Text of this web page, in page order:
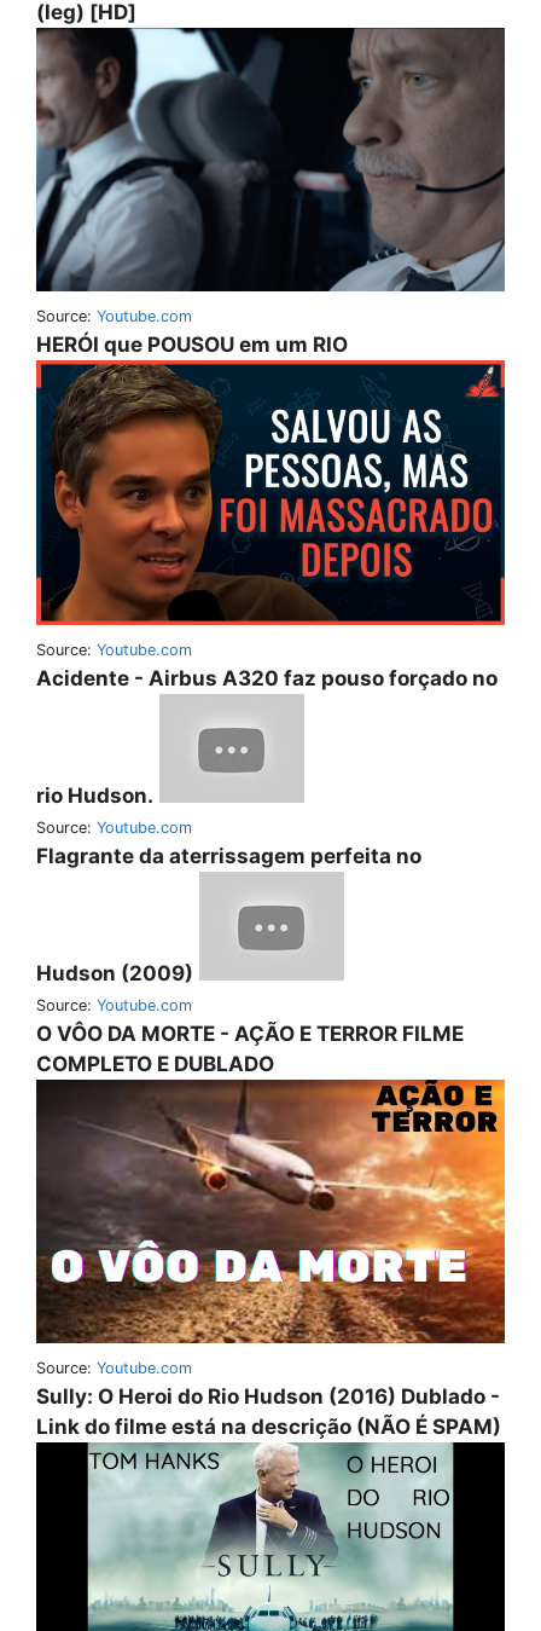
(leg) [HD]
Source: Youtube.com
HERÓI que POUSOU em um RIO
Source: Youtube.com
Acidente - Airbus A320 faz pouso forçado no
rio Hudson.
Source: Youtube.com
Flagrante da aterrissagem perfeita no
Hudson (2009)
Source: Youtube.com
O VÔO DA MORTE - AÇÃO E TERROR FILME
COMPLETO E DUBLADO
Source: Youtube.com
Sully: O Heroi do Rio Hudson (2016) Dublado -
Link do filme está na descrição (NÃO É SPAM)